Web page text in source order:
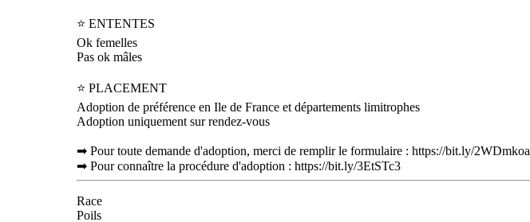
⭐ ENTENTES
Ok femelles
Pas ok mâles
⭐ PLACEMENT
Adoption de préférence en Ile de France et départements limitrophes
Adoption uniquement sur rendez-vous
➡ Pour toute demande d'adoption, merci de remplir le formulaire : https://bit.ly/2WDmkoa
➡ Pour connaître la procédure d'adoption : https://bit.ly/3EtSTc3
Race
Poils